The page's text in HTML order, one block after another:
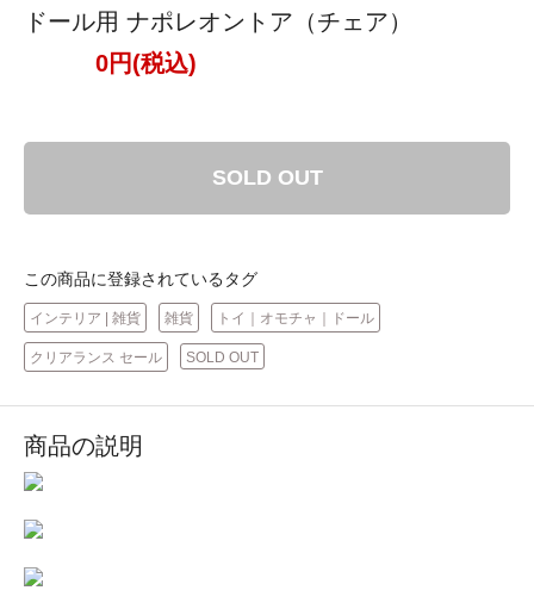
ドール用 ナポレオントア（チェア）
0円(税込)
SOLD OUT
この商品に登録されているタグ
インテリア | 雑貨 雑貨 トイ｜オモチャ｜ドール
クリアランス セール SOLD OUT
商品の説明